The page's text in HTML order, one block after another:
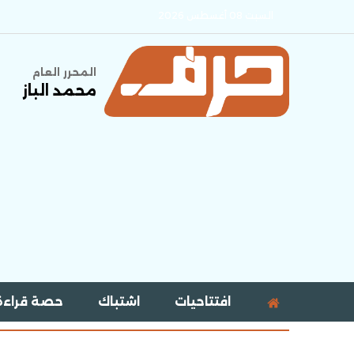
المحرر العام
محمد الباز
افتتاحيات اشتباك حصة